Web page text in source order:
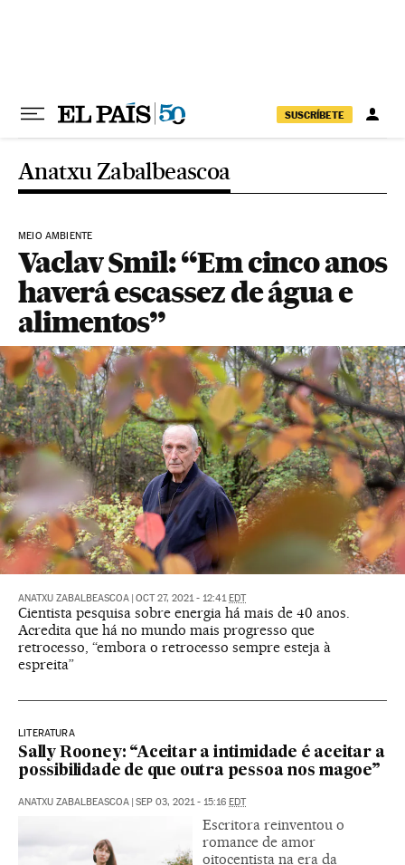
SUSCRÍBETE
Anatxu Zabalbeascoa
MEIO AMBIENTE
Vaclav Smil: “Em cinco anos
haverá escassez de água e
alimentos”
ANATXU ZABALBEASCOA OCT 27, 2021 - 12:41 EDT
Cientista pesquisa sobre energia há mais de 40 anos.
Acredita que há no mundo mais progresso que
retrocesso, “embora o retrocesso sempre esteja à
espreita”
LITERATURA
Sally Rooney: “Aceitar a intimidade é aceitar a
possibilidade de que outra pessoa nos magoe”
ANATXU ZABALBEASCOA SEP 03, 2021 - 15:16 EDT
Escritora reinventou o
romance de amor
oitocentista na era da